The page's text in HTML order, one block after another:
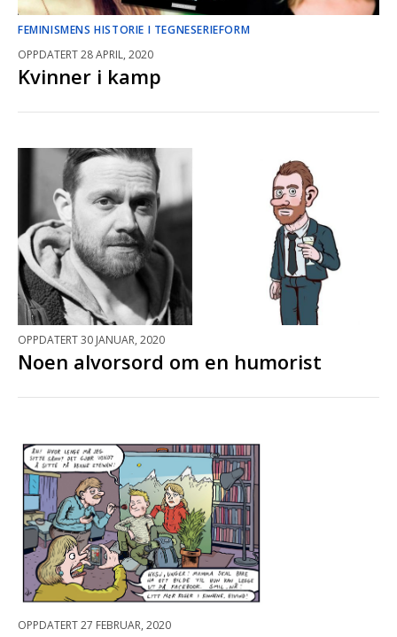
FEMINISMENS HISTORIE I TEGNESERIEFORM
OPPDATERT 28 APRIL, 2020
Kvinner i kamp
OPPDATERT 30 JANUAR, 2020
Noen alvorsord om en humorist
OPPDATERT 27 FEBRUAR, 2020